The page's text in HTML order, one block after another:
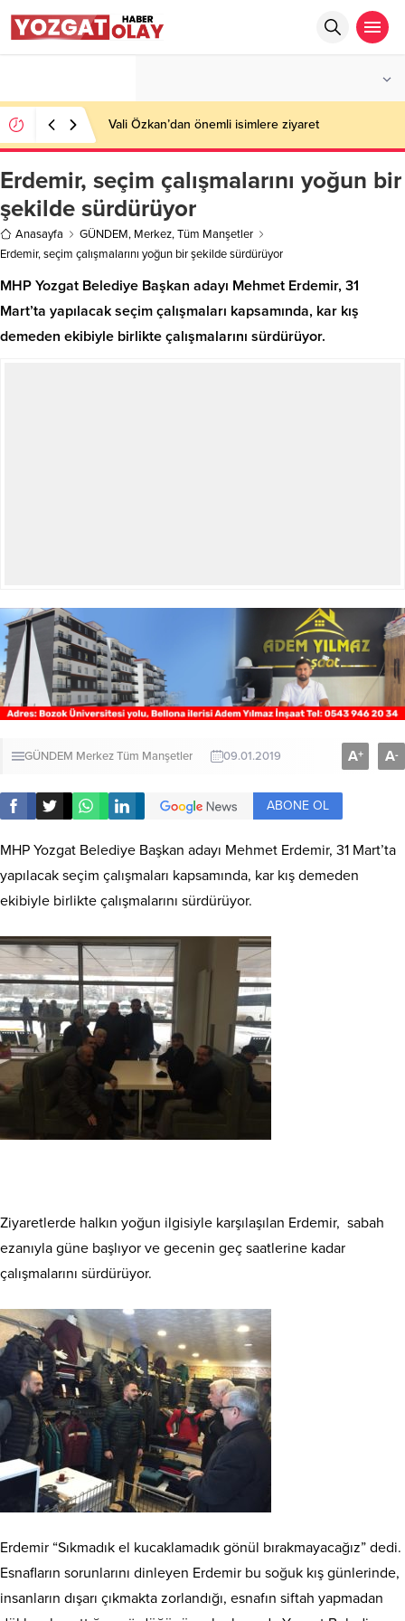
Vali Özkan’dan önemli isimlere ziyaret
Erdemir, seçim çalışmalarını yoğun bir
şekilde sürdürüyor
Anasayfa GÜNDEM, Merkez,Tüm Manşetler
Erdemir, seçim çalışmalarını yoğun bir şekilde sürdürüyor
MHP Yozgat Belediye Başkan adayı Mehmet Erdemir, 31
Mart’ta yapılacak seçim çalışmaları kapsamında, kar kış
demeden ekibiyle birlikte çalışmalarını sürdürüyor.
GÜNDEM MerkezTüm Manşetler 09.01.2019 A+ A-
ABONE OL
MHP Yozgat Belediye Başkan adayı Mehmet Erdemir, 31 Mart’ta
yapılacak seçim çalışmaları kapsamında, kar kış demeden
ekibiyle birlikte çalışmalarını sürdürüyor.
Ziyaretlerde halkın yoğun ilgisiyle karşılaşılan Erdemir, sabah
ezanıyla güne başlıyor ve gecenin geç saatlerine kadar
çalışmalarını sürdürüyor.
Erdemir “Sıkmadık el kucaklamadık gönül bırakmayacağız” dedi.
Esnafların sorunlarını dinleyen Erdemir bu soğuk kış günlerinde,
insanların dışarı çıkmakta zorlandığı, esnafın siftah yapmadan